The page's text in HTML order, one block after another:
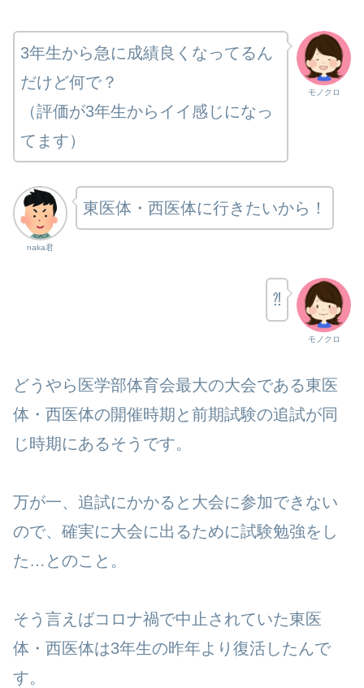
モノクロ
3年生から急に成績良くなってるん
だけど何で？
（評価が3年生からイイ感じになっ
てます）
naka君
東医体・西医体に行きたいから！
モノクロ
⁈
どうやら医学部体育会最大の大会である東医
体・西医体の開催時期と前期試験の追試が同
じ時期にあるそうです。
万が一、追試にかかると大会に参加できない
ので、確実に大会に出るために試験勉強をし
た…とのこと。
そう言えばコロナ禍で中止されていた東医
体・西医体は3年生の昨年より復活したんで
す。